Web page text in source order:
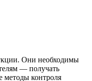
Они необходимы
— получать
методы контроля